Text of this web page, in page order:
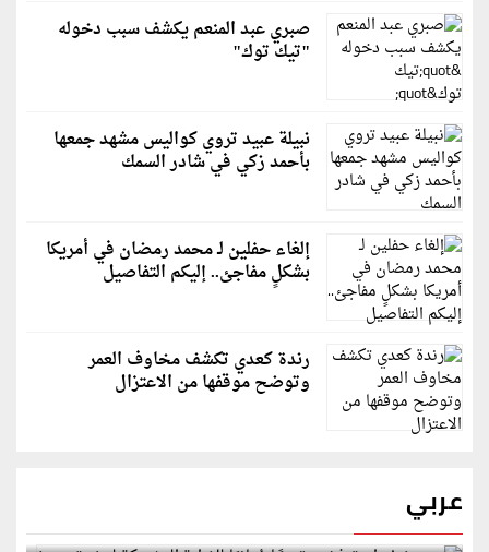
صبري عبد المنعم يكشف سبب دخوله
"تيك توك"
نبيلة عبيد تروي كواليس مشهد جمعها
بأحمد زكي في شادر السمك
إلغاء حفلين لـ محمد رمضان في أمريكا
بشكلٍ مفاجئ.. إليكم التفاصيل
رندة كعدي تكشف مخاوف العمر
وتوضح موقفها من الاعتزال
عربي
رويترز: إيران ترفض مقترحًا عُمانيًا للإدارة المشتركة
لمضيق هرمز